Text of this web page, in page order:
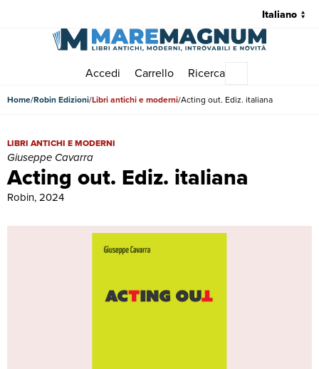
Accedi Carrello Ricerca
Home Robin Edizioni Libri antichi e moderni Acting out. Ediz. italiana
Acting out. Ediz. italiana
Acting out. Ediz. italiana | Libri antichi e moderni | Giuseppe Cavarra
LIBRI ANTICHI E MODERNI
Giuseppe Cavarra
Robin, 2024